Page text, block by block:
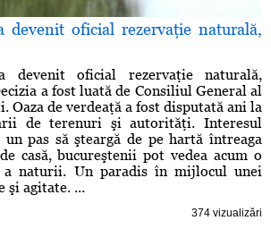
devenit oficial rezervaţie naturală,
devenit oficial rezervaţie naturală,
a fost luată de Consiliul General al
Oaza de verdeaţă a fost disputată ani la
de terenuri şi autorităţi. Interesul
pas să şteargă de pe hartă întreaga
casă, bucureştenii pot vedea acum o
a naturii. Un paradis în mijlocul unei
şi agitate. ...
374 vizualizări